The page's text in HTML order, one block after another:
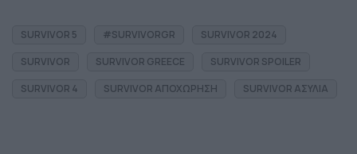
SURVIVOR 5 #SURVIVORGR
SURVIVOR 2024
SURVIVOR
SURVIVOR GREECE
SURVIVOR SPOILER
SURVIVOR 4
SURVIVOR ΑΠΟΧΩΡΗΣΗ SURVIVOR ΑΣΥΛΙΑ